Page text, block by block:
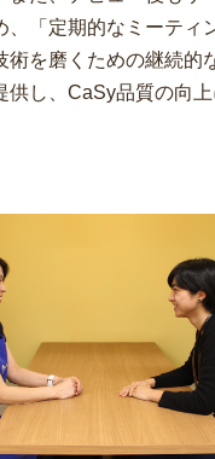
、「定期的なミーティ
術を磨くための継続的
供し、CaSy品質の向